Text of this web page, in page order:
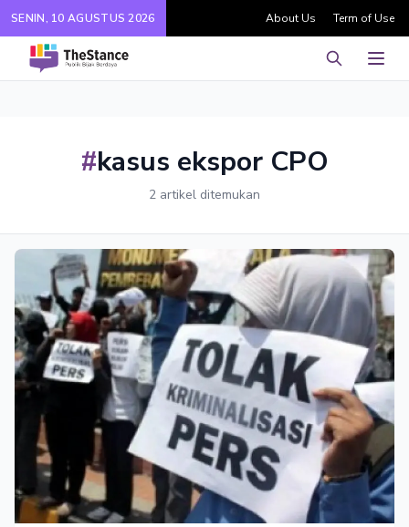
SENIN, 10 AGUSTUS 2026 About Us Term of Use
Pencarian
#kasus ekspor CPO
2 artikel ditemukan